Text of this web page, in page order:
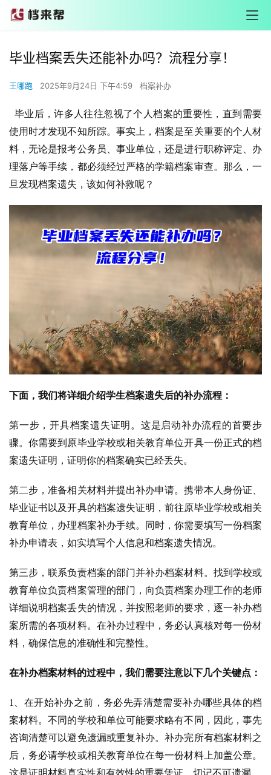
毕业档案丢失还能补办吗？流程分享！
王哪跑 2025年9月24日 下午4:59 档案补办
毕业后，许多人往往忽视了个人档案的重要性，直到需要
使用时才发现不知所踪。事实上，档案是至关重要的个人材
料，无论是报考公务员、事业单位，还是进行职称评定、办
理落户等手续，都必须经过严格的学籍档案审查。那么，一
旦发现档案遗失，该如何补救呢？
下面，我们将详细介绍学生档案遗失后的补办流程：
第一步，开具档案遗失证明。这是启动补办流程的首要步
骤。你需要到原毕业学校或相关教育单位开具一份正式的档
案遗失证明，证明你的档案确实已经丢失。
第二步，准备相关材料并提出补办申请。携带本人身份证、
毕业证书以及开具的档案遗失证明，前往原毕业学校或相关
教育单位，办理档案补办手续。同时，你需要填写一份档案
补办申请表，如实填写个人信息和档案遗失情况。
第三步，联系负责档案的部门并补办档案材料。找到学校或
教育单位负责档案管理的部门，向负责档案办理工作的老师
详细说明档案丢失的情况，并按照老师的要求，逐一补办档
案所需的各项材料。在补办过程中，务必认真核对每一份材
料，确保信息的准确性和完整性。
在补办档案材料的过程中，我们需要注意以下几个关键点：
1、在开始补办之前，务必先弄清楚需要补办哪些具体的档
案材料。不同的学校和单位可能要求略有不同，因此，事先
咨询清楚可以避免遗漏或重复补办。补办完所有档案材料之
后，务必请学校或相关教育单位在每一份材料上加盖公章。
这是证明材料真实性和有效性的重要凭证，切记不可遗漏。